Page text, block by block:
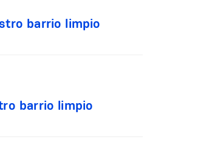
barrio limpio
barrio limpio